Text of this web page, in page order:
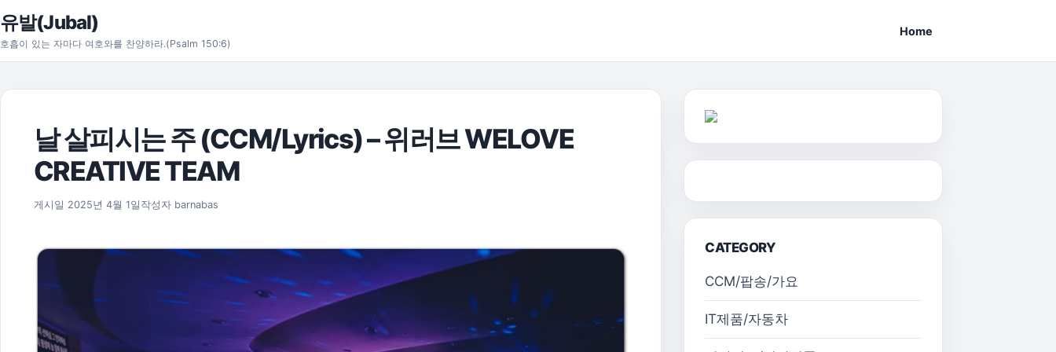
본문으로 건너뛰기
유발(Jubal)
호흡이 있는 자마다 여호와를 찬양하라.(Psalm 150:6)
Home
날 살피시는 주 (CCM/Lyrics) – 위러브 WELOVE
CREATIVE TEAM
게시일 2025년 4월 1일 작성자 barnabas
CATEGORY
CCM/팝송/가요
IT제품/자동차